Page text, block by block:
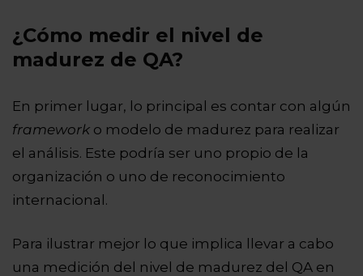
¿Cómo medir el nivel de
madurez de QA?
En primer lugar, lo principal es contar con algún
framework o modelo de madurez para realizar
el análisis. Este podría ser uno propio de la
organización o uno de reconocimiento
internacional.
Para ilustrar mejor lo que implica llevar a cabo
una medición del nivel de madurez del QA en